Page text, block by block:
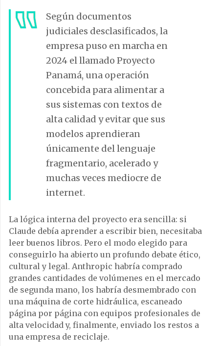
Según documentos
judiciales desclasificados, la
empresa puso en marcha en
2024 el llamado Proyecto
Panamá, una operación
concebida para alimentar a
sus sistemas con textos de
alta calidad y evitar que sus
modelos aprendieran
únicamente del lenguaje
fragmentario, acelerado y
muchas veces mediocre de
internet.
La lógica interna del proyecto era sencilla: si
Claude debía aprender a escribir bien, necesitaba
leer buenos libros. Pero el modo elegido para
conseguirlo ha abierto un profundo debate ético,
cultural y legal. Anthropic habría comprado
grandes cantidades de volúmenes en el mercado
de segunda mano, los habría desmembrado con
una máquina de corte hidráulica, escaneado
página por página con equipos profesionales de
alta velocidad y, finalmente, enviado los restos a
una empresa de reciclaje.